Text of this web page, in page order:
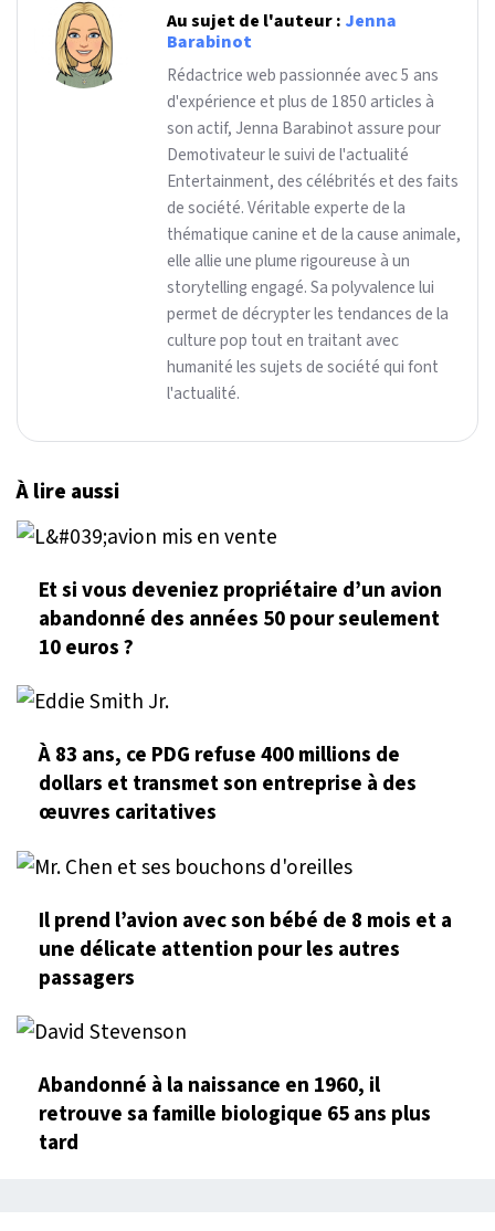
Au sujet de l'auteur : Jenna
Barabinot
Rédactrice web passionnée avec 5 ans
d'expérience et plus de 1850 articles à
son actif, Jenna Barabinot assure pour
Demotivateur le suivi de l'actualité
Entertainment, des célébrités et des faits
de société. Véritable experte de la
thématique canine et de la cause animale,
elle allie une plume rigoureuse à un
storytelling engagé. Sa polyvalence lui
permet de décrypter les tendances de la
culture pop tout en traitant avec
humanité les sujets de société qui font
l'actualité.
À lire aussi
Et si vous deveniez propriétaire d’un avion
abandonné des années 50 pour seulement
10 euros ?
À 83 ans, ce PDG refuse 400 millions de
dollars et transmet son entreprise à des
œuvres caritatives
Il prend l’avion avec son bébé de 8 mois et a
une délicate attention pour les autres
passagers
Abandonné à la naissance en 1960, il
retrouve sa famille biologique 65 ans plus
tard